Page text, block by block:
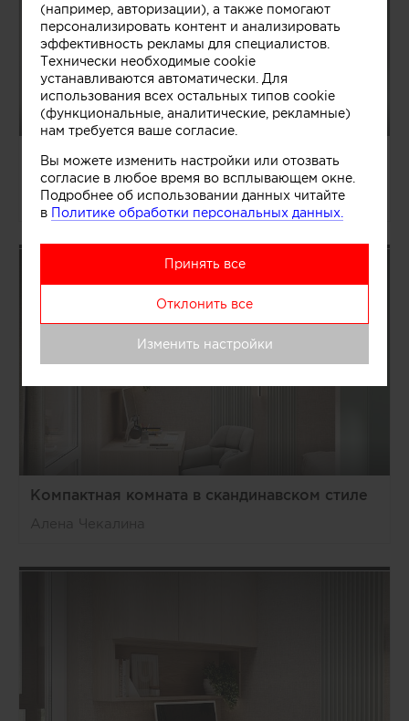
Компактная спальня в минималистичном
стиле
Алена Чекалина
Компактная комната в скандинавском стиле
(например, авторизации), а также помогают
персонализировать контент и анализировать
эффективность рекламы для специалистов.
Технически необходимые cookie
устанавливаются автоматически. Для
использования всех остальных типов cookie
(функциональные, аналитические, рекламные)
нам требуется ваше согласие.
Вы можете изменить настройки или отозвать
согласие в любое время во всплывающем окне.
Подробнее об использовании данных читайте
в Политике обработки персональных данных.
Принять все
Отклонить все
Изменить настройки